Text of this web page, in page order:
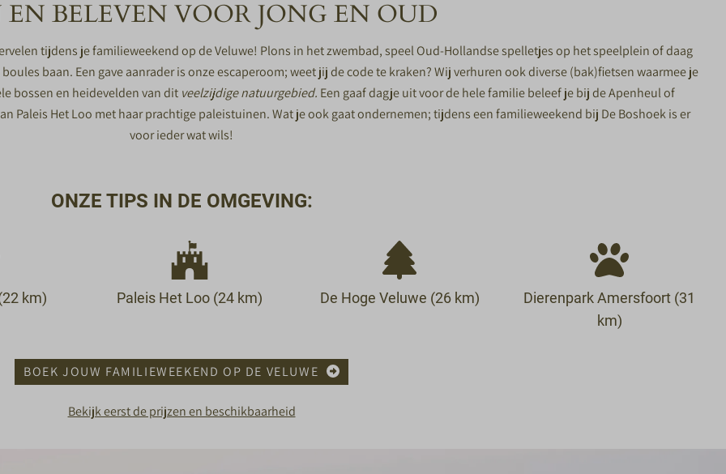
BELEVEN VOOR JONG EN OUD
tijdens je familieweekend op de Veluwe! Plons in het zwembad, speel Oud-Hollandse spelletjes op het speelplein of daag
baan. Een gave aanrader is onze escaperoom; weet jij de code te kraken? Wij verhuren ook diverse (bak)fietsen waarmee je
bossen en heidevelden van dit veelzijdige natuurgebied. Een gaaf dagje uit voor de hele familie beleef je bij de Apenheul of
Paleis Het Loo met haar prachtige paleistuinen. Wat je ook gaat ondernemen; tijdens een familieweekend bij De Boshoek is er
voor ieder wat wils!
ONZE TIPS IN DE OMGEVING:
km) Paleis Het Loo (24 km) De Hoge Veluwe (26 km)
Dierenpark Amersfoort (31
km)
BOEK JOUW FAMILIEWEEKEND OP DE VELUWE
Bekijk eerst de prijzen en beschikbaarheid